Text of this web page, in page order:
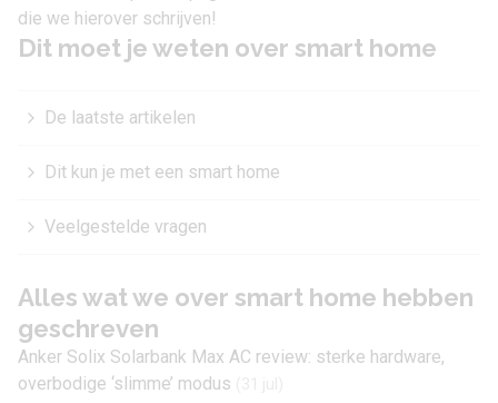
die we hierover schrijven!
Dit moet je weten over smart home
De laatste artikelen
Dit kun je met een smart home
Veelgestelde vragen
Alles wat we over smart home hebben
geschreven
Anker Solix Solarbank Max AC review: sterke hardware,
overbodige ‘slimme’ modus